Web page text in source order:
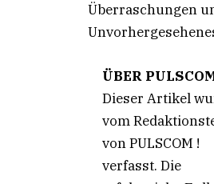
Überraschungen
ÜBER
Dieser Artikel
vom
von PULSCOM !
verfasst. Die